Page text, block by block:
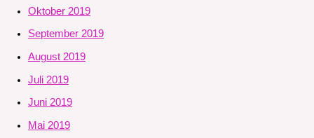
Oktober 2019
September 2019
August 2019
Juli 2019
Juni 2019
Mai 2019